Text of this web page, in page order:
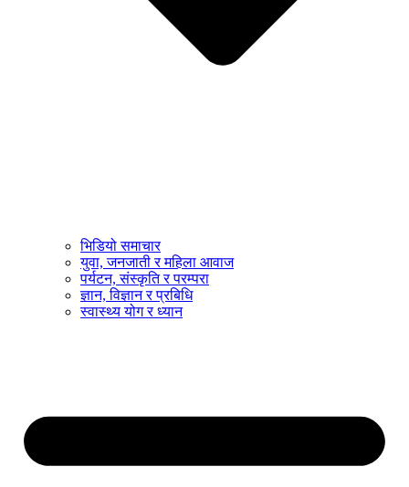
भिडियो समाचार
युवा, जनजाती र महिला आवाज
पर्यटन, संस्कृति र परम्परा
ज्ञान, विज्ञान र प्रबिधि
स्वास्थ्य योग र ध्यान